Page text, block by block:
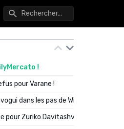
de thème
!
pour Varane !
dans les pas de Will Still ?
pour Zuriko Davitashvili